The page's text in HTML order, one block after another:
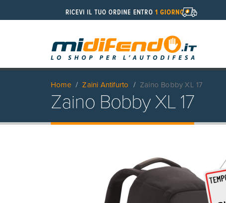
Home Zaini Antifurto Zaino Bobby XL 17
Zaino Bobby XL 17